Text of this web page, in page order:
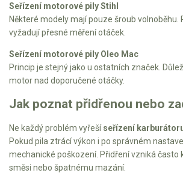
Seřízení motorové pily Stihl
Některé modely mají pouze šroub volnoběhu.
vyžadují přesné měření otáček.
Seřízení motorové pily Oleo Mac
Princip je stejný jako u ostatních značek.
motor nad doporučené otáčky.
Jak poznat přidřenou nebo
Ne každý problém vyřešíseřízení
Pokud pila ztrácí výkon i po správném
mechanické poškození. Přidření vzniká často
směsi nebo špatnému mazání.